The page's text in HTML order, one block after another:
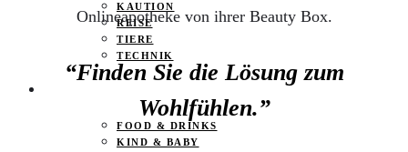
KAUTION
REISE
TIERE
TECHNIK
FOOD & DRINKS
KIND & BABY
Onlineapotheke von ihrer Beauty Box.
“Finden Sie die Lösung zum
Wohlfühlen.”